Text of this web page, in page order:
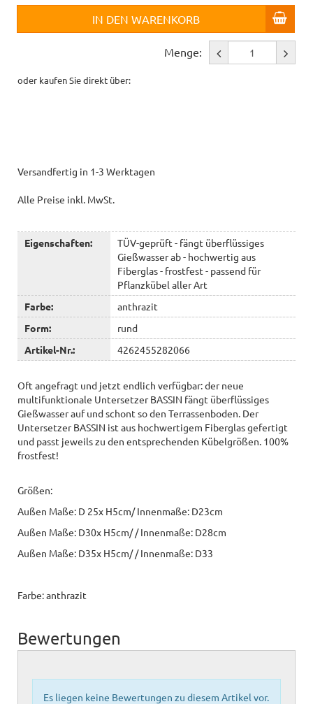
IN DEN WARENKORB
Menge:
oder kaufen Sie direkt über:
Versandfertig in 1-3 Werktagen
Alle Preise inkl. MwSt.
Eigenschaften:
TÜV-geprüft - fängt überflüssiges
Gießwasser ab - hochwertig aus
Fiberglas - frostfest - passend für
Pflanzkübel aller Art
Farbe:
anthrazit
Form:
rund
Artikel-Nr.:
4262455282066
Oft angefragt und jetzt endlich verfügbar: der neue
multifunktionale Untersetzer BASSIN fängt überflüssiges
Gießwasser auf und schont so den Terrassenboden. Der
Untersetzer BASSIN ist aus hochwertigem Fiberglas gefertigt
und passt jeweils zu den entsprechenden Kübelgrößen. 100%
frostfest!
Größen:
Außen Maße: D 25x H5cm/ Innenmaße: D23cm
Außen Maße: D30x H5cm/ / Innenmaße: D28cm
Außen Maße: D35x H5cm/ / Innenmaße: D33
Farbe: anthrazit
Bewertungen
Es liegen keine Bewertungen zu diesem Artikel vor.